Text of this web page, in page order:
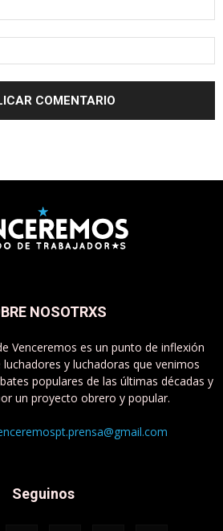
NOSOTRXS
Venceremos es un punto de inflexión
y luchadoras que venimos
populares de las últimas décadas y
un proyecto obrero y popular.
Seguinos